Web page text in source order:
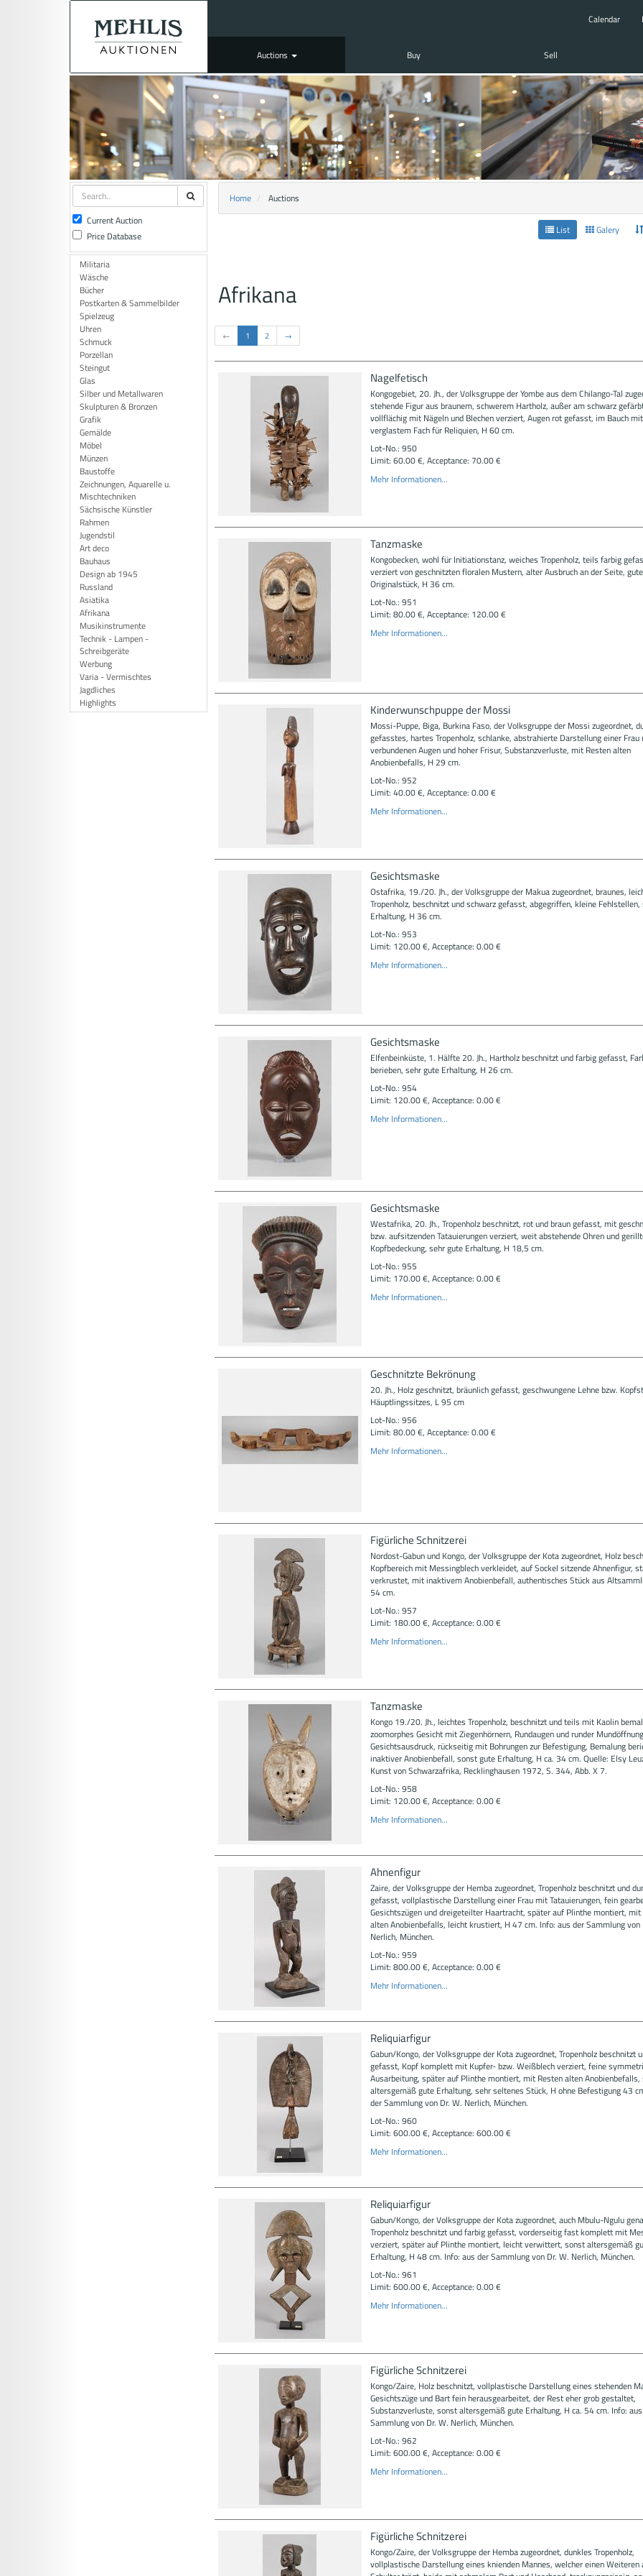
Calendar
Auctions Buy Sell
Current Auction
Price Database
Militaria
Wäsche
Bücher
Postkarten & Sammelbilder
Spielzeug
Uhren
Schmuck
Porzellan
Steingut
Glas
Silber und Metallwaren
Skulpturen & Bronzen
Grafik
Gemälde
Möbel
Münzen
Baustoffe
Zeichnungen, Aquarelle u.
Mischtechniken
Sächsische Künstler
Rahmen
Jugendstil
Art deco
Bauhaus
Design ab 1945
Russland
Asiatika
Afrikana
Musikinstrumente
Technik - Lampen -
Schreibgeräte
Werbung
Varia - Vermischtes
Jagdliches
Highlights
Home Auctions
List Galery
Afrikana
← 1 2 →
Nagelfetisch
Kongogebiet, 20. Jh., der Volksgruppe der Yombe aus dem Chilango-Tal
stehende Figur aus braunem, schwerem Hartholz, außer am schwarz
vollflächig mit Nägeln und Blechen verziert, Augen rot gefasst, im Bauch mit
verglastem Fach für Reliquien, H 60 cm.
Lot-No.: 950
Limit: 60.00 €, Acceptance: 70.00 €
Mehr Informationen...
Tanzmaske
Kongobecken, wohl für Initiationstanz, weiches Tropenholz, teils farbig
verziert von geschnitzten floralen Mustern, alter Ausbruch an der Seite,
Originalstück, H 36 cm.
Lot-No.: 951
Limit: 80.00 €, Acceptance: 120.00 €
Mehr Informationen...
Kinderwunschpuppe der Mossi
Mossi-Puppe, Biga, Burkina Faso, der Volksgruppe der Mossi zugeordnet,
gefasstes, hartes Tropenholz, schlanke, abstrahierte Darstellung einer Frau
verbundenen Augen und hoher Frisur, Substanzverluste, mit Resten alten
Anobienbefalls, H 29 cm.
Lot-No.: 952
Limit: 40.00 €, Acceptance: 0.00 €
Mehr Informationen...
Gesichtsmaske
Ostafrika, 19./20. Jh., der Volksgruppe der Makua zugeordnet, braunes,
Tropenholz, beschnitzt und schwarz gefasst, abgegriffen, kleine
Erhaltung, H 36 cm.
Lot-No.: 953
Limit: 120.00 €, Acceptance: 0.00 €
Mehr Informationen...
Gesichtsmaske
Elfenbeinküste, 1. Hälfte 20. Jh., Hartholz beschnitzt und farbig gefasst,
berieben, sehr gute Erhaltung, H 26 cm.
Lot-No.: 954
Limit: 120.00 €, Acceptance: 0.00 €
Mehr Informationen...
Gesichtsmaske
Westafrika, 20. Jh., Tropenholz beschnitzt, rot und braun gefasst, mit
bzw. aufsitzenden Tatauierungen verziert, weit abstehende Ohren und
Kopfbedeckung, sehr gute Erhaltung, H 18,5 cm.
Lot-No.: 955
Limit: 170.00 €, Acceptance: 0.00 €
Mehr Informationen...
Geschnitzte Bekrönung
20. Jh., Holz geschnitzt, bräunlich gefasst, geschwungene Lehne bzw.
Häuptlingssitzes, L 95 cm
Lot-No.: 956
Limit: 80.00 €, Acceptance: 0.00 €
Mehr Informationen...
Figürliche Schnitzerei
Nordost-Gabun und Kongo, der Volksgruppe der Kota zugeordnet, Holz
Kopfbereich mit Messingblech verkleidet, auf Sockel sitzende Ahnenfigur,
verkrustet, mit inaktivem Anobienbefall, authentisches Stück aus
54 cm.
Lot-No.: 957
Limit: 180.00 €, Acceptance: 0.00 €
Mehr Informationen...
Tanzmaske
Kongo 19./20. Jh., leichtes Tropenholz, beschnitzt und teils mit Kaolin
zoomorphes Gesicht mit Ziegenhörnern, Rundaugen und runder
Gesichtsausdruck, rückseitig mit Bohrungen zur Befestigung, Bemalung
inaktiver Anobienbefall, sonst gute Erhaltung, H ca. 34 cm. Quelle: Elsy
Kunst von Schwarzafrika, Recklinghausen 1972, S. 344, Abb. X 7.
Lot-No.: 958
Limit: 120.00 €, Acceptance: 0.00 €
Mehr Informationen...
Ahnenfigur
Zaire, der Volksgruppe der Hemba zugeordnet, Tropenholz beschnitzt und
gefasst, vollplastische Darstellung einer Frau mit Tatauierungen, fein
Gesichtszügen und dreigeteilter Haartracht, später auf Plinthe montiert, mit
alten Anobienbefalls, leicht krustiert, H 47 cm. Info: aus der Sammlung von
Nerlich, München.
Lot-No.: 959
Limit: 800.00 €, Acceptance: 0.00 €
Mehr Informationen...
Reliquiarfigur
Gabun/Kongo, der Volksgruppe der Kota zugeordnet, Tropenholz beschnitzt
gefasst, Kopf komplett mit Kupfer- bzw. Weißblech verziert, feine
Ausarbeitung, später auf Plinthe montiert, mit Resten alten Anobienbefalls,
altersgemäß gute Erhaltung, sehr seltenes Stück, H ohne Befestigung 43
der Sammlung von Dr. W. Nerlich, München.
Lot-No.: 960
Limit: 600.00 €, Acceptance: 600.00 €
Mehr Informationen...
Reliquiarfigur
Gabun/Kongo, der Volksgruppe der Kota zugeordnet, auch Mbulu-Ngulu
Tropenholz beschnitzt und farbig gefasst, vorderseitig fast komplett mit
verziert, später auf Plinthe montiert, leicht verwittert, sonst altersgemäß
Erhaltung, H 48 cm. Info: aus der Sammlung von Dr. W. Nerlich, München.
Lot-No.: 961
Limit: 600.00 €, Acceptance: 0.00 €
Mehr Informationen...
Figürliche Schnitzerei
Kongo/Zaire, Holz beschnitzt, vollplastische Darstellung eines stehenden
Gesichtszüge und Bart fein herausgearbeitet, der Rest eher grob gestaltet,
Substanzverluste, sonst altersgemäß gute Erhaltung, H ca. 54 cm. Info:
Sammlung von Dr. W. Nerlich, München.
Lot-No.: 962
Limit: 600.00 €, Acceptance: 0.00 €
Mehr Informationen...
Figürliche Schnitzerei
Kongo/Zaire, der Volksgruppe der Hemba zugeordnet, dunkles Tropenholz,
vollplastische Darstellung eines knienden Mannes, welcher einen Weiteren